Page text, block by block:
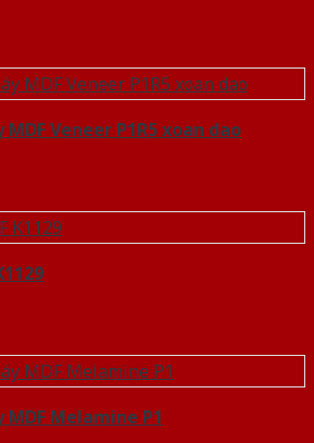
MDF Veneer P1R5 xoan dao
MDF Melamine P1